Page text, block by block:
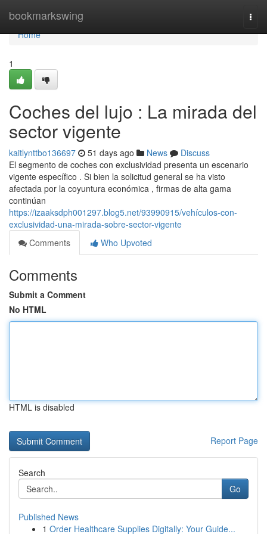
bookmarkswing
Home
Home
1
Coches del lujo : La mirada del
sector vigente
kaitlynttbo136697 51 days ago News
Discuss
El segmento de coches con exclusividad presenta un escenario
vigente específico . Si bien la solicitud general se ha visto
afectada por la coyuntura económica , firmas de alta gama
continúan
https://izaaksdph001297.blog5.net/93990915/vehículos-con-
exclusividad-una-mirada-sobre-sector-vigente
Comments
Who Upvoted
Comments
Submit a Comment
No HTML
HTML is disabled
Report Page
Search
Go
Published News
1 Order Healthcare Supplies Digitally: Your Guide...